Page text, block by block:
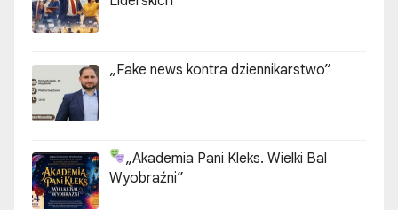
e
p
i
„Fake news kontra dziennikarstwo”
„Akademia Pani Kleks. Wielki Bal
Wyobraźni”